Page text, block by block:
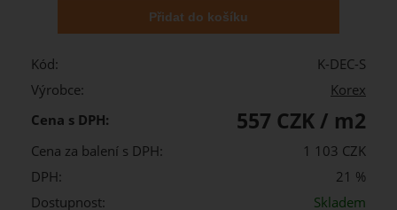
Kód:
K-DEC-S
Výrobce:
Korex
Cena s DPH:
557 CZK / m2
Cena za balení s DPH:
1 103 CZK
DPH:
21 %
Dostupnost:
Skladem